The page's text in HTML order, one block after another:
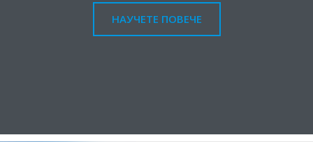
НАУЧЕТЕ ПОВЕЧЕ